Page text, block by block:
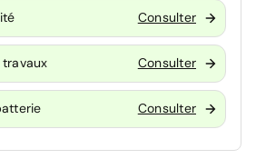
Consulter
Consulter
Consulter